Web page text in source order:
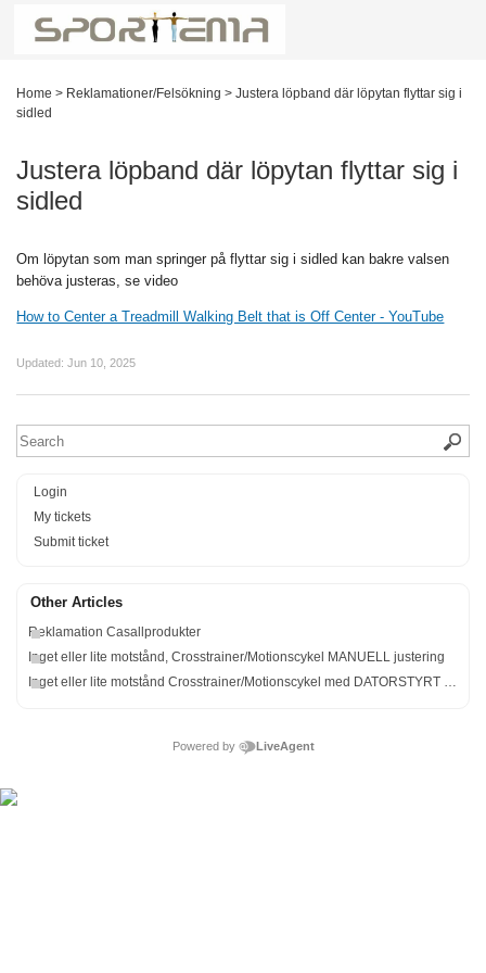
Home > Reklamationer/Felsökning > Justera löpband där löpytan flyttar sig i
sidled
Justera löpband där löpytan flyttar sig i
sidled
Om löpytan som man springer på flyttar sig i sidled kan bakre valsen
behöva justeras, se video
How to Center a Treadmill Walking Belt that is Off Center - YouTube
Updated: Jun 10, 2025
Login
My tickets
Submit ticket
Other Articles
Reklamation Casallprodukter
Inget eller lite motstånd, Crosstrainer/Motionscykel MANUELL justering
Inget eller lite motstånd Crosstrainer/Motionscykel med DATORSTYRT motstånd.
Powered by LiveAgent